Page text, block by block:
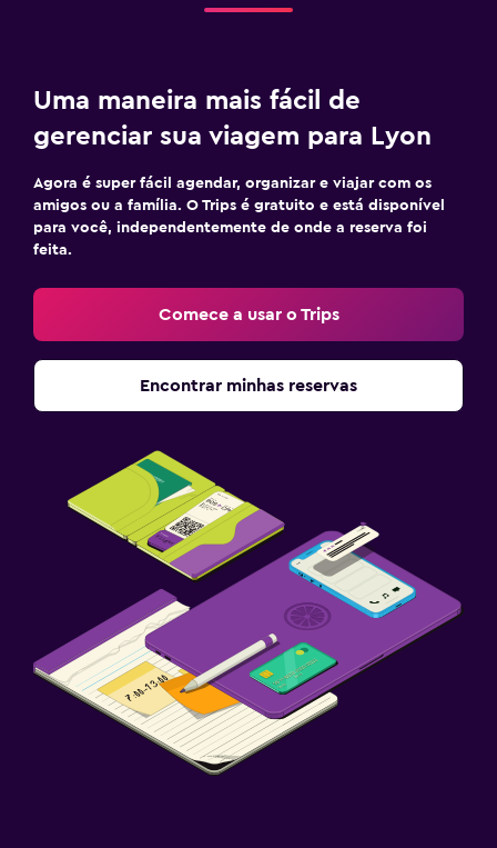
Uma maneira mais fácil de
gerenciar sua viagem para Lyon
Agora é super fácil agendar, organizar e viajar com os
amigos ou a família. O Trips é gratuito e está disponível
para você, independentemente de onde a reserva foi
feita.
Comece a usar o Trips
Encontrar minhas reservas